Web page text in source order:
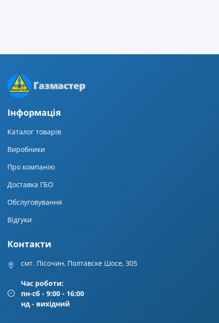
Iнформацiя
Каталог товарів
Виробники
Про компанію
Доставка ГБО
Обслуговування
Відгуки
Контакти
смт. Пісочин, Полтавске Шосе, 305
Час роботи:
пн-сб - 9:00 - 16:00
нд - вихідний